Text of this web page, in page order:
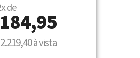
de
à vista